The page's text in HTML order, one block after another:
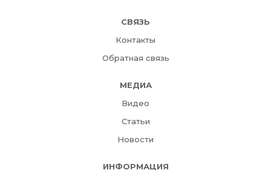
СВЯЗЬ
Контакты
Обратная связь
МЕДИА
Видео
Статьи
Новости
ИНФОРМАЦИЯ